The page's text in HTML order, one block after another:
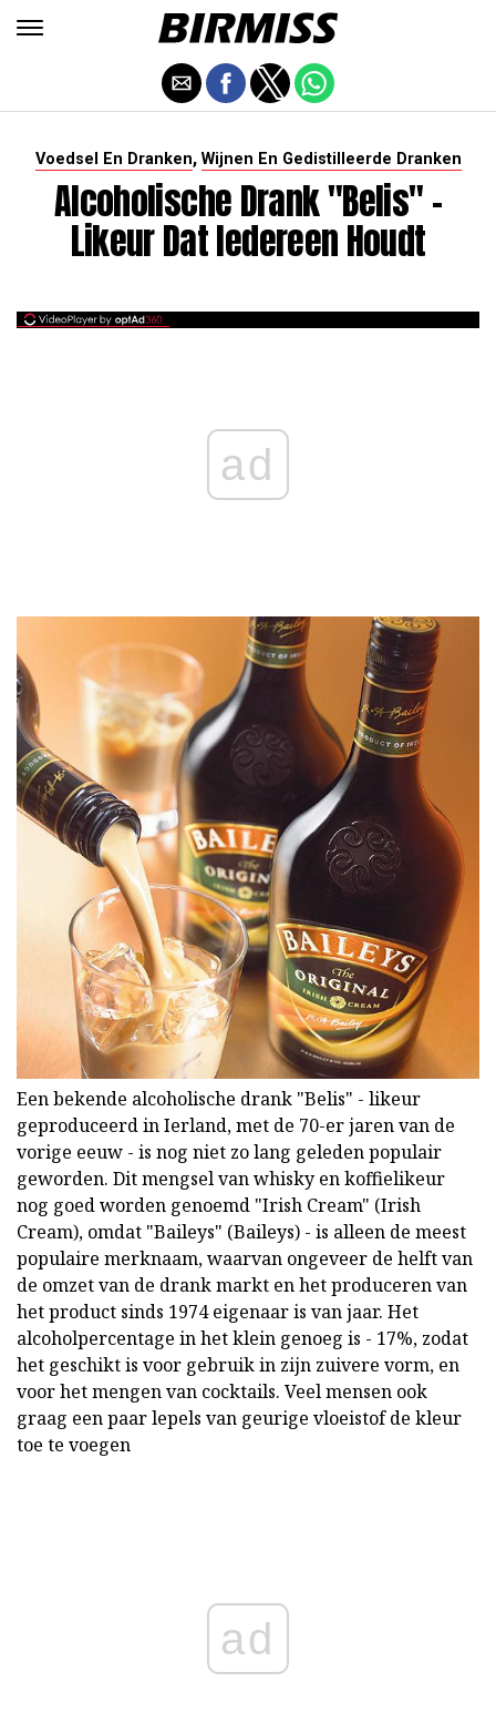
Voedsel En Dranken, Wijnen En Gedistilleerde Dranken
Alcoholische Drank "Belis" -
Likeur Dat Iedereen Houdt
ad
Een bekende alcoholische drank "Belis" - likeur
geproduceerd in Ierland, met de 70-er jaren van de
vorige eeuw - is nog niet zo lang geleden populair
geworden. Dit mengsel van whisky en koffielikeur
nog goed worden genoemd "Irish Cream" (Irish
Cream), omdat "Baileys" (Baileys) - is alleen de meest
populaire merknaam, waarvan ongeveer de helft van
de omzet van de drank markt en het produceren van
het product sinds 1974 eigenaar is van jaar. Het
alcoholpercentage in het klein genoeg is - 17%, zodat
het geschikt is voor gebruik in zijn zuivere vorm, en
voor het mengen van cocktails. Veel mensen ook
graag een paar lepels van geurige vloeistof de kleur
toe te voegen
ad